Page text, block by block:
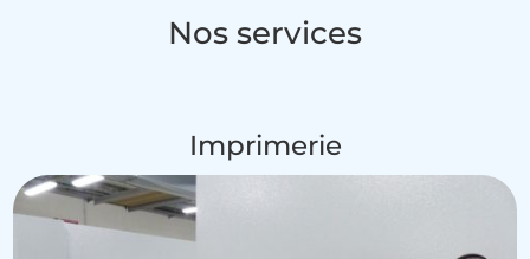
Nos services
Imprimerie